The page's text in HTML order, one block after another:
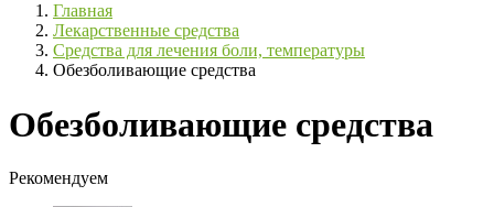
Главная
Лекарственные средства
Средства для лечения боли, температуры
Обезболивающие средства
Обезболивающие средства
Рекомендуем